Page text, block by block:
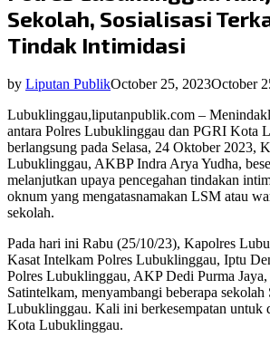
Sekolah, Sosialisasi
Tindak Intimidasi
by Liputan PublikOctober 25, 2023October
Lubuklinggau,liputanpublik.com –
antara Polres Lubuklinggau dan PGRI Kota
berlangsung pada Selasa, 24 Oktober 2023,
Lubuklinggau, AKBP Indra Arya Yudha,
melanjutkan upaya pencegahan tindakan
oknum yang mengatasnamakan LSM atau
sekolah.
Pada hari ini Rabu (25/10/23), Kapolres
Kasat Intelkam Polres Lubuklinggau, Iptu
Polres Lubuklinggau, AKP Dedi Purma Jaya,
Satintelkam, menyambangi beberapa
Lubuklinggau. Kali ini berkesempatan untuk
Kota Lubuklinggau.